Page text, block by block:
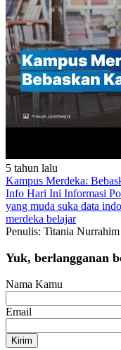
5 tahun lalu
Kampus Merdeka:
Info Hari Ini Informasi
yang muda suka data
merdeka belajar
Penulis: Titania Nurrahim
Yuk, berlangganan
Nama Kamu
Email
Kirim